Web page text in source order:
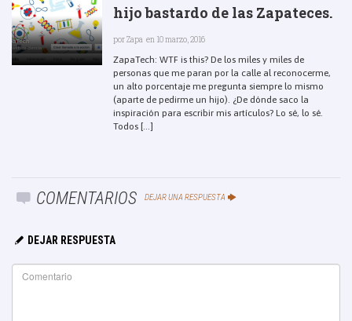
hijo bastardo de las Zapateces.
porZapa en 10 marzo, 2016
ZapaTech: WTF is this? De los miles y miles de
personas que me paran por la calle al reconocerme,
un alto porcentaje me pregunta siempre lo mismo
(aparte de pedirme un hijo). ¿De dónde saco la
inspiración para escribir mis artículos? Lo sé, lo sé.
Todos [...]
COMENTARIOS DEJAR UNA RESPUESTA
DEJAR RESPUESTA